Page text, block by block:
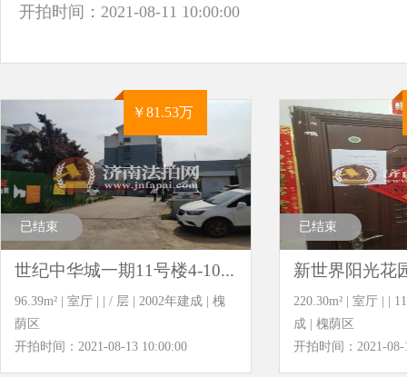
开拍时间：2021-08-11 10:00:00
￥81.53万
已结束
世纪中华城一期11号楼4-10...
96.39m² | 室厅 | | / 层 | 2002年建成 | 槐
荫区
开拍时间：2021-08-13 10:00:00
已结束
新世界阳光花
220.30m² | 室厅 | |
成 | 槐荫区
开拍时间：2021-08-